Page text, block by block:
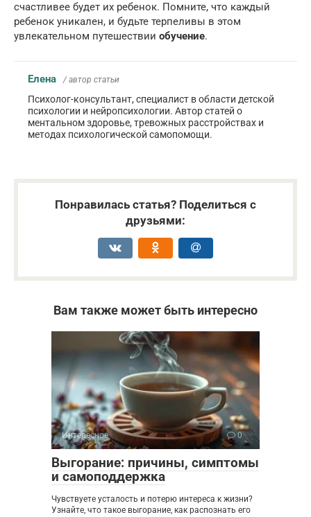
счастливее будет их ребенок. Помните, что каждый
ребенок уникален, и будьте терпеливы в этом
увлекательном путешествии обучение.
Елена / автор статьи
Психолог-консультант, специалист в области детской
психологии и нейропсихологии. Автор статей о
ментальном здоровье, тревожных расстройствах и
методах психологической самопомощи.
Понравилась статья? Поделиться с
друзьями:
Вам также может быть интересно
Интересное 0
Выгорание: причины, симптомы
и самоподдержка
Чувствуете усталость и потерю интереса к жизни?
Узнайте, что такое выгорание, как распознать его